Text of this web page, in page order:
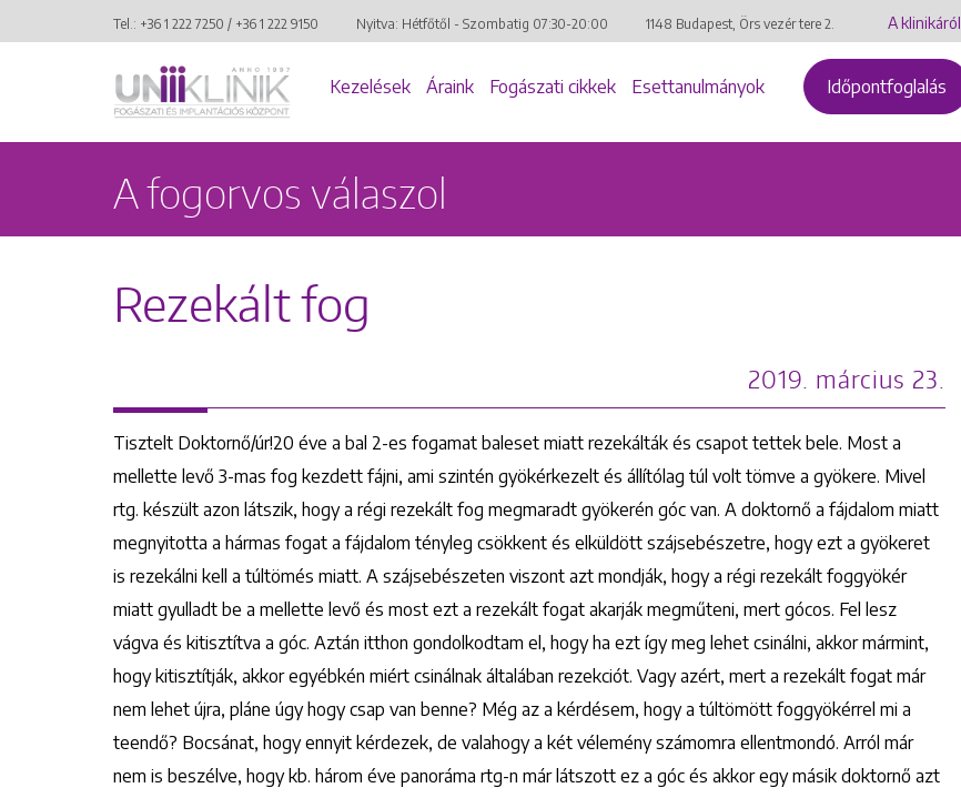
Tel.: +36 1 222 7250 / +36 1 222 9150 Nyitva: Hétfőtől - Szombatig 07:30-20:00 1148 Budapest, Örs vezér tere 2. A klinikáról
Kezelések Áraink Fogászati cikkek Esettanulmányok Időpontfoglalás
A fogorvos válaszol
Rezekált fog
2019. március 23.
Tisztelt Doktornő/úr!20 éve a bal 2-es fogamat baleset miatt rezekálták és csapot tettek bele. Most a
mellette levő 3-mas fog kezdett fájni, ami szintén gyökérkezelt és állítólag túl volt tömve a gyökere. Mivel
rtg. készült azon látszik, hogy a régi rezekált fog megmaradt gyökerén góc van. A doktornő a fájdalom miatt
megnyitotta a hármas fogat a fájdalom tényleg csökkent és elküldött szájsebészetre, hogy ezt a gyökeret
is rezekálni kell a túltömés miatt. A szájsebészeten viszont azt mondják, hogy a régi rezekált foggyökér
miatt gyulladt be a mellette levő és most ezt a rezekált fogat akarják megműteni, mert gócos. Fel lesz
vágva és kitisztítva a góc. Aztán itthon gondolkodtam el, hogy ha ezt így meg lehet csinálni, akkor mármint,
hogy kitisztítják, akkor egyébkén miért csinálnak általában rezekciót. Vagy azért, mert a rezekált fogat már
nem lehet újra, pláne úgy hogy csap van benne? Még az a kérdésem, hogy a túltömött foggyökérrel mi a
teendő? Bocsánat, hogy ennyit kérdezek, de valahogy a két vélemény számomra ellentmondó. Arról már
nem is beszélve, hogy kb. három éve panoráma rtg-n már látszott ez a góc és akkor egy másik doktornő azt